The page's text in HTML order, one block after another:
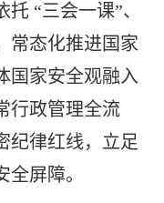
托 “三会一课”、
常态化推进国家
国家安全观融入
行政管理全流
纪律红线，立足
屏障。